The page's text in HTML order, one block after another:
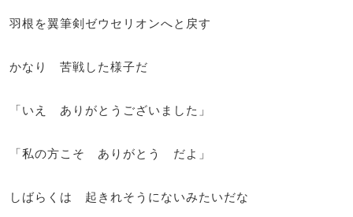
羽根を翼筆剣ゼウセリオンへと戻す
かなり 苦戦した様子だ
「いえ ありがとうございました」
「私の方こそ ありがとう だよ」
しばらくは 起きれそうにないみたいだな